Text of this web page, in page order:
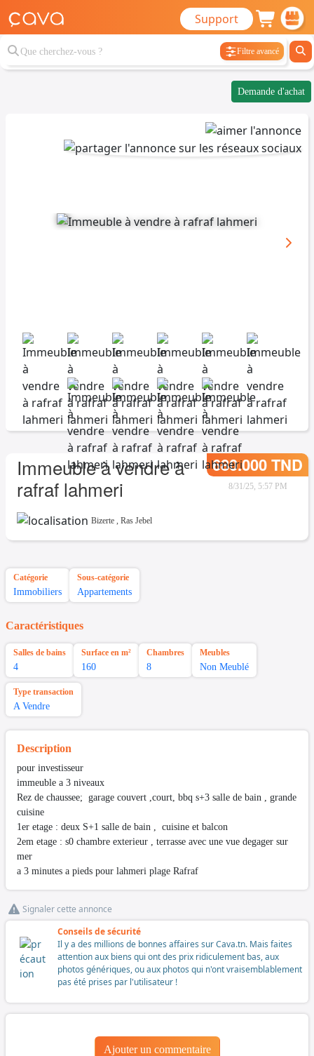
Support
Filtre avancé
Demande d'achat
Immeuble à vendre à
rafraf lahmeri
680.000 TND
8/31/25, 5:57 PM
Bizerte , Ras Jebel
Catégorie
Immobiliers
Sous-catégorie
Appartements
Caractéristiques
Salles de bains
4
Surface en m²
160
Chambres
8
Meubles
Non Meublé
Type transaction
A Vendre
Description
pour investisseur
immeuble a 3 niveaux
Rez de chaussee; garage couvert ,court, bbq s+3 salle de bain , grande
cuisine
1er etage : deux S+1 salle de bain , cuisine et balcon
2em etage : s0 chambre exterieur , terrasse avec une vue degager sur
mer
a 3 minutes a pieds pour lahmeri plage Rafraf
Signaler cette annonce
Conseils de sécurité
Il y a des millions de bonnes affaires sur Cava.tn. Mais faites
attention aux biens qui ont des prix ridiculement bas, aux
photos génériques, ou aux photos qui n'ont vraisemblablement
pas été prises par l'utilisateur !
Ajouter un commentaire